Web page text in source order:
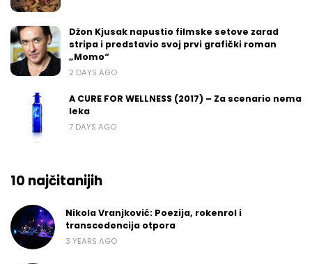
Džon Kjusak napustio filmske setove zarad
stripa i predstavio svoj prvi grafički roman
„Momo“
2 DAYS AGO
A CURE FOR WELLNESS (2017) – Za scenario nema
leka
7 DAYS AGO
10 najčitanijih
Nikola Vranjković: Poezija, rokenrol i
transcedencija otpora
3 YEARS AGO